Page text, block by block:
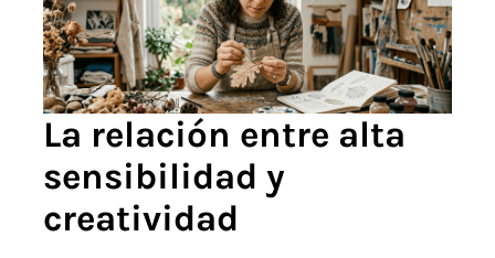
La relación entre alta
sensibilidad y
creatividad